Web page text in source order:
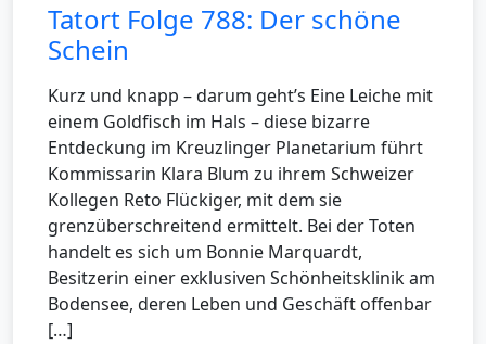
Tatort Folge 788: Der schöne
Schein
Kurz und knapp – darum geht’s Eine Leiche mit
einem Goldfisch im Hals – diese bizarre
Entdeckung im Kreuzlinger Planetarium führt
Kommissarin Klara Blum zu ihrem Schweizer
Kollegen Reto Flückiger, mit dem sie
grenzüberschreitend ermittelt. Bei der Toten
handelt es sich um Bonnie Marquardt,
Besitzerin einer exklusiven Schönheitsklinik am
Bodensee, deren Leben und Geschäft offenbar
[…]